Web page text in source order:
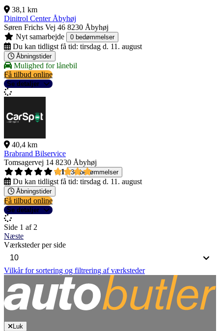
38,1 km
Dinitrol Center Åbyhøj
Søren Frichs Vej 46 8230 Åbyhøj
Nyt samarbejde
0 bedømmelser
Du kan tidligst få tid: tirsdag d. 11. august
Åbningstider
Mulighed for lånebil
Få tilbud online
Se detaljer
40,4 km
Brabrand Bilservice
Tomsagervej 14 8230 Åbyhøj
4,1
34 bedømmelser
Du kan tidligst få tid: tirsdag d. 11. august
Åbningstider
Få tilbud online
Se detaljer
Side 1 af 2
Næste
Værksteder per side
Vilkår for sortering og filtrering af værksteder
Luk